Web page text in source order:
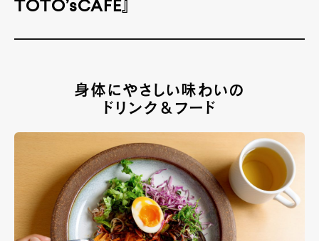
TOTO’sCAFE』
身体にやさしい味わいの
ドリンク＆フード